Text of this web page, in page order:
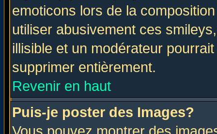
emoticons lors de la
utiliser abusivement ces
illisible et un modérateur
supprimer entièrement.
Revenir en haut
Puis-je poster des Images?